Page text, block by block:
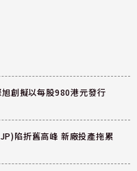
旭創擬以每股980港元發行
陷折舊高峰 新廠投產拖累